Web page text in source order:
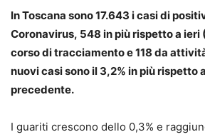
In Toscana sono 17.643 i casi di
Coronavirus, 548 in più rispetto a
corso di tracciamento e 118 da
nuovi casi sono il 3,2% in più rispetto
precedente.
I guariti crescono dello 0,3% e